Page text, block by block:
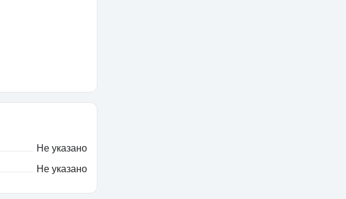
Не указано
Не указано